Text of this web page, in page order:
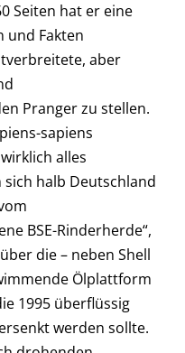
Seiten hat er eine
und Fakten
aber
Pranger zu stellen.
sapiens
alles
halb Deutschland
BSE-Rinderherde“,
die – neben Shell
Ölplattform
1995 überflüssig
werden sollte.